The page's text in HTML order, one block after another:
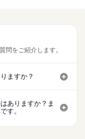
問をご紹介します。
ますか？
ありますか？ま
す。